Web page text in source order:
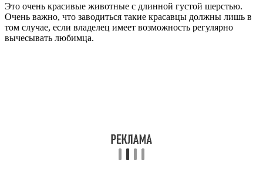
Это очень красивые животные с длинной густой шерстью.
Очень важно, что заводиться такие красавцы должны лишь в
том случае, если владелец имеет возможность регулярно
вычесывать любимца.